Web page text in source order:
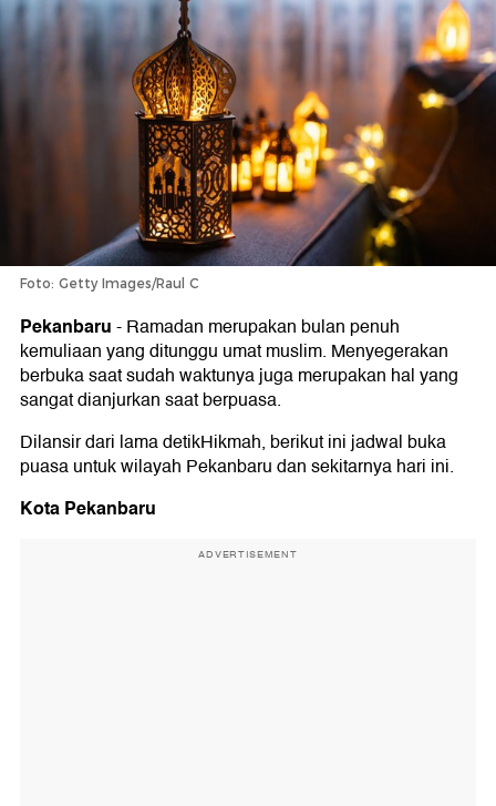
Foto: Getty Images/Raul C
Pekanbaru-Ramadan merupakan bulan penuh
kemuliaan yang ditunggu umat muslim. Menyegerakan
berbuka saat sudah waktunya juga merupakan hal yang
sangat dianjurkan saat berpuasa.
Dilansir dari lama detikHikmah, berikut ini jadwal buka
puasa untuk wilayah Pekanbaru dan sekitarnya hari ini.
Kota Pekanbaru
ADVERTISEMENT